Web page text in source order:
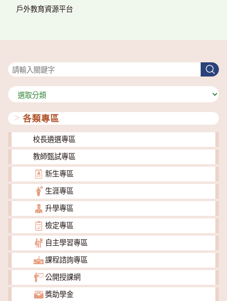
戶外教育資源平台
搜
尋
分
類
各類專區
校長遴選專區
教師甄試專區
新生專區
生涯專區
升學專區
檢定專區
自主學習專區
課程諮詢專區
公開授課網
獎助學金